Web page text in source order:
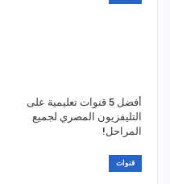
أفضل 5 قنوات تعليمية على
التليفزيون المصري لجميع
المراحل!
قنوات